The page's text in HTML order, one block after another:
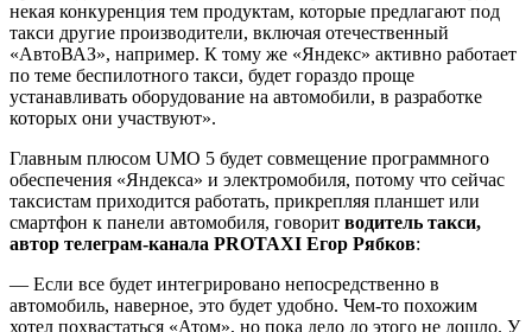
некая конкуренция тем продуктам, которые предлагают под
такси другие производители, включая отечественный
«АвтоВАЗ», например. К тому же «Яндекс» активно работает
по теме беспилотного такси, будет гораздо проще
устанавливать оборудование на автомобили, в разработке
которых они участвуют».
Главным плюсом UMO 5 будет совмещение программного
обеспечения «Яндекса» и электромобиля, потому что сейчас
таксистам приходится работать, прикрепляя планшет или
смартфон к панели автомобиля, говорит водитель такси,
автор телеграм-канала PROTAXI Егор Рябков:
— Если все будет интегрировано непосредственно в
автомобиль, наверное, это будет удобно. Чем-то похожим
хотел похвастаться «Атом», но пока дело до этого не дошло. У